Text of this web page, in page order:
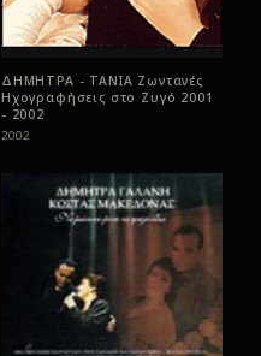
ΔΗΜΗΤΡΑ - ΤΑΝΙΑ Ζωντανές
Ηχογραφήσεις στο Ζυγό 2001
- 2002
2002